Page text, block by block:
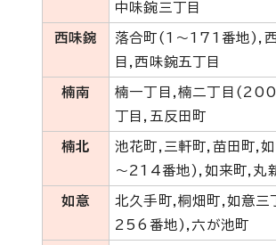
中味鋺三丁目
西味鋺
落合町(1～171番地),西
目,西味鋺五丁目
楠南
楠一丁目,楠二丁目
丁目,五反田町
楠北
池花町,三軒町,苗田町,
～214番地),如来町,丸
如意
北久手町,桐畑町,如意
256番地),六が池町